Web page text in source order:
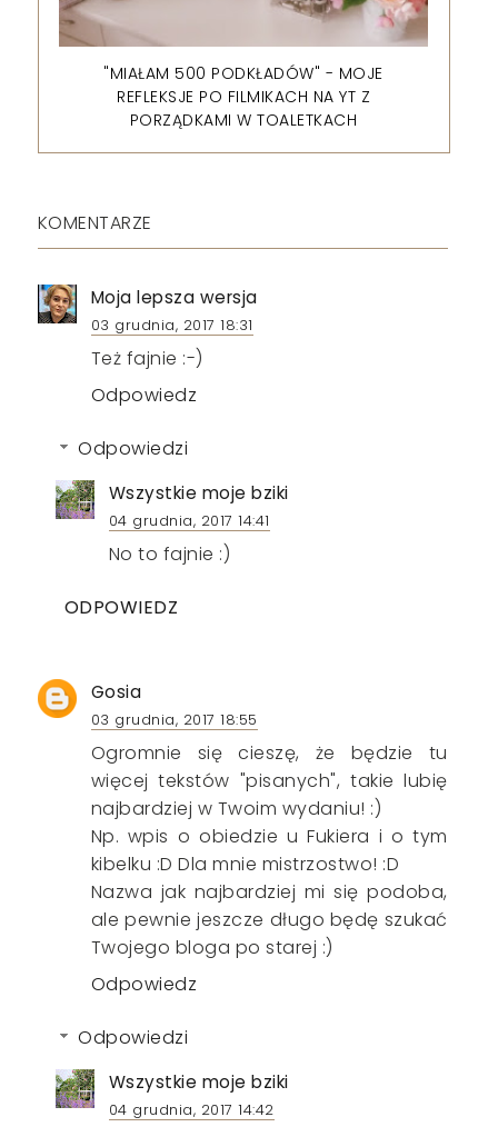
"MIAŁAM 500 PODKŁADÓW" - MOJE
REFLEKSJE PO FILMIKACH NA YT Z
PORZĄDKAMI W TOALETKACH
KOMENTARZE
Moja lepsza wersja
03 grudnia, 2017 18:31
Też fajnie :-)
Odpowiedz
Odpowiedzi
Wszystkie moje bziki
04 grudnia, 2017 14:41
No to fajnie :)
ODPOWIEDZ
Gosia
03 grudnia, 2017 18:55
Ogromnie się cieszę, że będzie tu
więcej tekstów "pisanych", takie lubię
najbardziej w Twoim wydaniu! :)
Np. wpis o obiedzie u Fukiera i o tym
kibelku :D Dla mnie mistrzostwo! :D
Nazwa jak najbardziej mi się podoba,
ale pewnie jeszcze długo będę szukać
Twojego bloga po starej :)
Odpowiedz
Odpowiedzi
Wszystkie moje bziki
04 grudnia, 2017 14:42